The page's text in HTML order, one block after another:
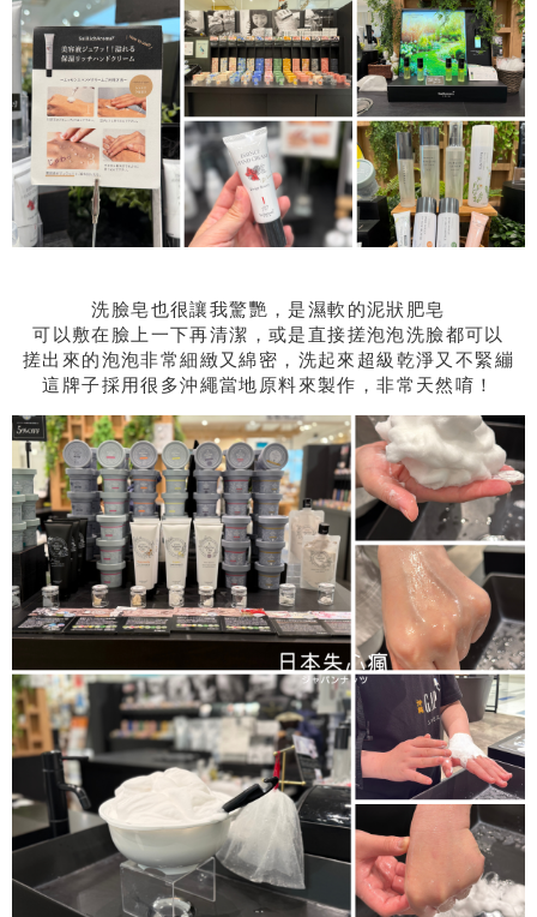
洗臉皂也很讓我驚艷，是濕軟的泥狀肥皂
可以敷在臉上一下再清潔，或是直接搓泡泡洗臉都可以
搓出來的泡泡非常細緻又綿密，洗起來超級乾淨又不緊繃
這牌子採用很多沖繩當地原料來製作，非常天然唷！